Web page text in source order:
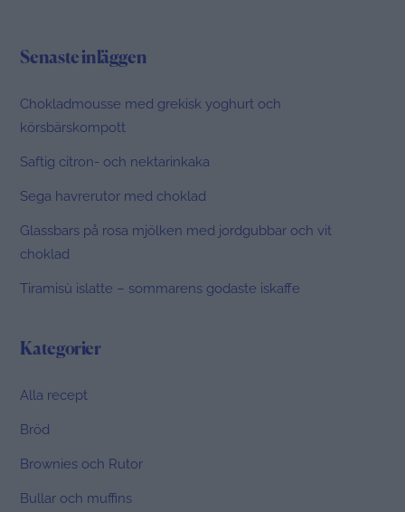
Senaste inläggen
Chokladmousse med grekisk yoghurt och
körsbärskompott
Saftig citron- och nektarinkaka
Sega havrerutor med choklad
Glassbars på rosa mjölken med jordgubbar och vit
choklad
Tiramisù islatte – sommarens godaste iskaffe
Kategorier
Alla recept
Bröd
Brownies och Rutor
Bullar och muffins